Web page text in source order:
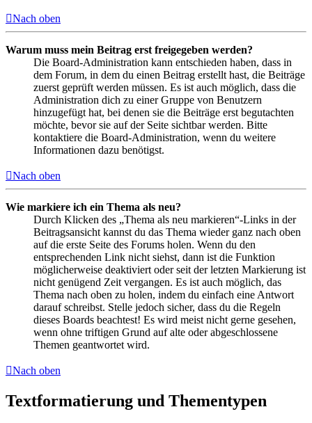
Nach oben
Warum muss mein Beitrag erst freigegeben werden?
Die Board-Administration kann entschieden haben, dass in
dem Forum, in dem du einen Beitrag erstellt hast, die Beiträge
zuerst geprüft werden müssen. Es ist auch möglich, dass die
Administration dich zu einer Gruppe von Benutzern
hinzugefügt hat, bei denen sie die Beiträge erst begutachten
möchte, bevor sie auf der Seite sichtbar werden. Bitte
kontaktiere die Board-Administration, wenn du weitere
Informationen dazu benötigst.
Nach oben
Wie markiere ich ein Thema als neu?
Durch Klicken des „Thema als neu markieren“-Links in der
Beitragsansicht kannst du das Thema wieder ganz nach oben
auf die erste Seite des Forums holen. Wenn du den
entsprechenden Link nicht siehst, dann ist die Funktion
möglicherweise deaktiviert oder seit der letzten Markierung ist
nicht genügend Zeit vergangen. Es ist auch möglich, das
Thema nach oben zu holen, indem du einfach eine Antwort
darauf schreibst. Stelle jedoch sicher, dass du die Regeln
dieses Boards beachtest! Es wird meist nicht gerne gesehen,
wenn ohne triftigen Grund auf alte oder abgeschlossene
Themen geantwortet wird.
Nach oben
Textformatierung und Thementypen